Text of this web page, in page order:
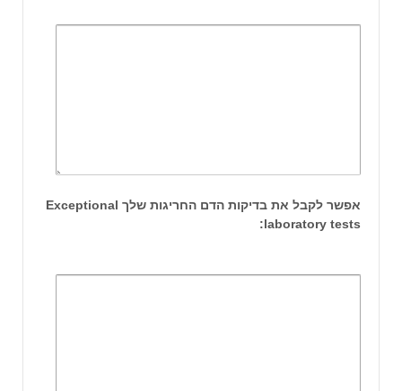
אפשר לקבל את בדיקות הדם החריגות שלך Exceptional
laboratory tests: